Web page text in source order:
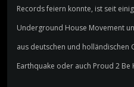
Records feiern konnte, ist seit
Underground House Movement
aus deutschen und holländischen
Earthquake oder auch Proud 2 Be